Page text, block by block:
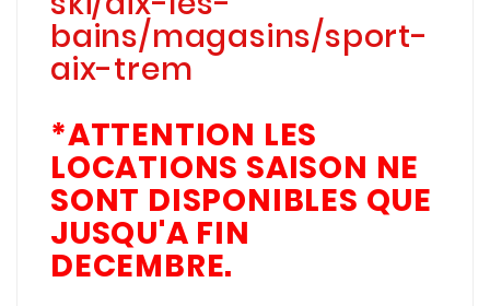
bains/magasins/sport-
aix-trem
*ATTENTION LES
LOCATIONS SAISON NE
SONT DISPONIBLES QUE
JUSQU'A FIN
DECEMBRE.